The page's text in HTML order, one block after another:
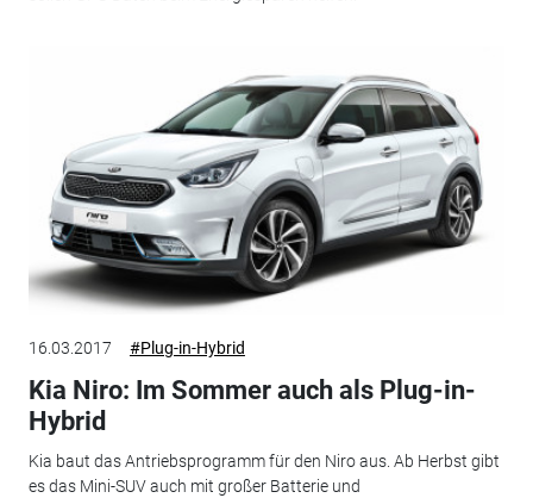
16.03.2017 #Plug-in-Hybrid
Kia Niro: Im Sommer auch als Plug-in-
Hybrid
Kia baut das Antriebsprogramm für den Niro aus. Ab Herbst gibt
es das Mini-SUV auch mit großer Batterie und